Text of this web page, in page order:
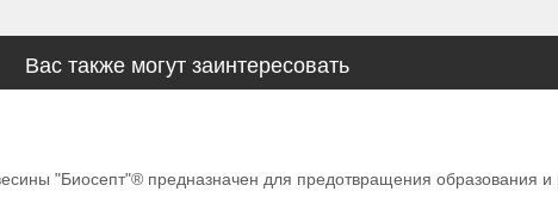
Вас также могут заинтересовать
"Биосепт"® предназначен для предотвращения образования и